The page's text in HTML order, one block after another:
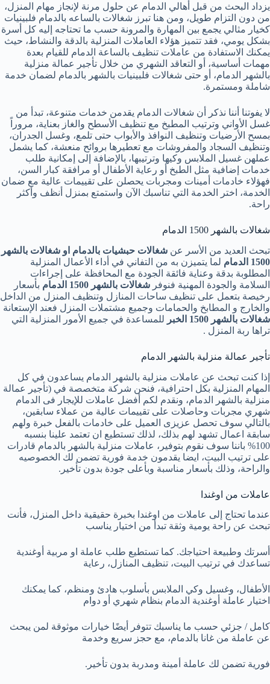
يزداد البحث من قبل أهالي الدمام عن حلول مرنة لإنجاز مهام المنزل،
من دون التزام طويل، ومن هنا تبرز شغالات بالساعه بالدمام فلبينيات
كخيار مثالي يجمع بين المهارة والمرونة حسب ما تحتاجه إليه كل أسرة
بشكل يومي، فقد تتميز هؤلاء العاملات المنزلية بالدقة والنشاط، حيث
يمكنك الاستفادة من عاملات تنظيف بالساعة الدمام للقيام بعدة
مهمات أساسية، أو التعاقد الشهري من خلال تأجير عمالة منزلية
بالشهر الدمام، أو حتى شغالات فلبينيات بالشهر بالدمام لضمان خدمة
شاملة ومستمرة.
لا يفوتنا أننا نذكر أن شغالات الدمام يقدمن خدمات متنوعة، تبدأ من
غسل الأواني وترتيب المطبخ مع تنظيف الأسطح والغاز بعناية، مروراً
بمسح الأرضيات وتنظيف النوافذ والأبواب حتى تلمع، وغسل الجدران،
وتنظيف السجاد والمفروشات مع تعطيرها بروائح منعشة، كما يشمل
عملهن غسيل الملابس وكيها وترتيبها، بالإضافة إلى إمكانية طلب
خدمات إضافية مثل الطبخ أو رعاية الأطفال أو مرافقة كبار السن،
فهؤلاء خادمات أمينات ومجربات يحصلن على تقييمات عالية مع ضمان
الخدمة، اختر الخدمة التي تناسبك الآن واستمتع بمنزل أنظف وأكثر
راحة.
شغالات بالشهر 1500 الدمام
تبحث العديد من الأسر عن شغالات حبشيات بالدمام او شغالات بالشهر
1500 الدمام
لما يتميزن به من التفاني في أداء الأعمال المنزلية
المطلوبة بدقة وعناية فائقة الجودة مع المحافظة على إجراءات
السلامة والجودة المهنية فنوفر شغالات بالشهر 1500 الدمام
بأسعار
رخيصة بتعمل على تنظيف ساحات المنازل وتنظيف المنزل من الداخل
والخارج و المطابخ والحمامات وجميع مشتملات المنزل فعند الإستعانة
شغالات بالشهر 1500 الخبر
للمساعدة في جميع الأمور المنزلية التي
تراها ربة المنزل .
تأجير عمالة منزلية بالشهر الدمام
إذا كنت تبحث عن عاملات منزلية بالشهر الدمام يساعدون في كل
المهام المنزلية بكل احترافية، فنحن شركة متخصصة في (تأجير عمالة
منزلية بالشهر الدمام، ونقدم لكم أفضل عاملات للإيجار فى الدمام
شهري مجربات وحاصلات على تقييمات عالية من عملاء سابقين،
بالتالي سوف تحصل عزيزى العميل على خادمات بالفعل خبرة ولهم
سابقة اعمال تشهد لهم بذلك، لذلك تستطيع ان تعتمد علينا بنسبه
100% باننا سوف نقوم بتوفير، عاملات منزلية بالشهر بالدمام قادرات
على ترتيب البيت، ايضا يقدمون خدمة فورية تضمن لك الخصوصيه
والراحة، وذلك بأسعار مناسبة وبأعلى جودة بدون تأخير.
عاملات من اوغندا
عندما تحتاج إلى عاملات من اوغندا بخبرة حقيقية داخل المنزل، فأنت
تبحث عن راحة يومية وثقة تبدأ من اختيار يناسب
أسرتك وطبيعة احتياجك. كما تستطيع طلب عاملة او مربية أوغندية
تساعدك في ترتيب البيت، تنظيف المنازل، رعاية
الأطفال، وغسيل وكي الملابس بأسلوب هادئ ومنظم، كما يمكنك
اختيار عاملة أوغندية الدمام بنظام شهري أو دوام
كامل / جزئي حسب ما يناسبك تتوفر أيضًا خيارات موثوقة لمن يبحث
عن عاملة من غانا بالدمام، مع حجز سريع وخدمة
فورية تضمن لك عاملة أمينة ومدربة بدون تأخير.